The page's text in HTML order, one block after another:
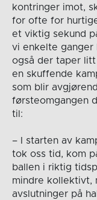
kontringer imot,
for ofte for
et viktig sekund
vi enkelte
også der taper
en skuffende
som blir
førsteomgangen
til:
– I starten av
tok oss tid, kom
ballen i riktig
mindre kollektivt,
avslutninger på